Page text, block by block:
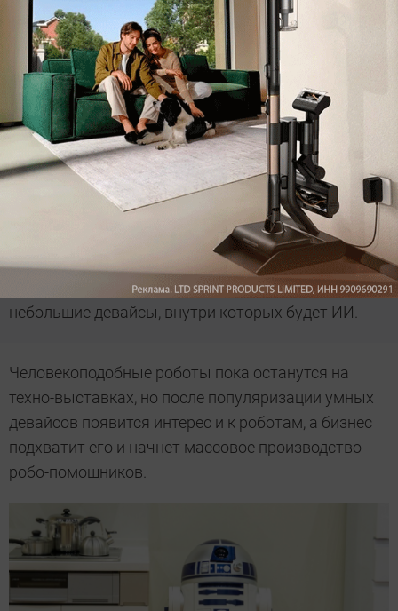
Не все осознают, что мы каждый день
взаимодействуем с ИИ. Например, используя
популярные поисковики в интернете.
— появление в наших домах сложных
роботизированных систем на основе ИИ. Это
длительный и дорогостоящий процесс, который,
тем не менее, уже начался. Например, голосовые
помощники — они хоть и не массово, но активно
внедряются в повседневную жизнь.
Уже скоро наши дома изменятся — появятся
небольшие девайсы, внутри которых будет ИИ.
Человекоподобные роботы пока останутся на
техно-выставках, но после популяризации умных
девайсов появится интерес и к роботам, а бизнес
подхватит его и начнет массовое производство
робо-помощников.